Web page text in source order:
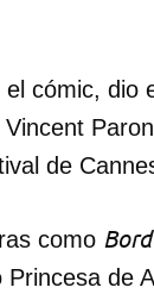
cómic, dio
de
como
de